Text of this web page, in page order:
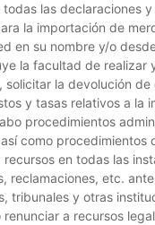
las declaraciones
la importación de
en su nombre y/o
la facultad de realizar
solicitar la devolución de
y tasas relativos a la
procedimientos
como procedimientos
en todas las
reclamaciones, etc.
tribunales y otras
a recursos